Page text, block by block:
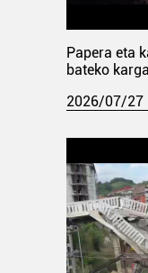
Papera eta
bateko
2026/07/27